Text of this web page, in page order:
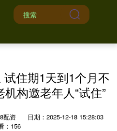
住期1天到1个月不
构邀老年人“试住”
配资
日期：2025-12-18 15:28:03
：156